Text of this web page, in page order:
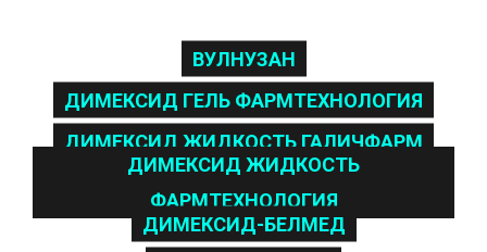
ВУЛНУЗАН
ДИМЕКСИД ГЕЛЬ ФАРМТЕХНОЛОГИЯ
ДИМЕКСИД ЖИДКОСТЬ ГАЛИЧФАРМ
ДИМЕКСИД ЖИДКОСТЬ
ФАРМТЕХНОЛОГИЯ
ДИМЕКСИД-БЕЛМЕД